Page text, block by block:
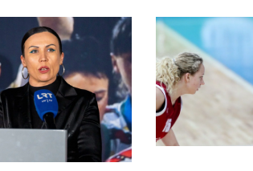
bf602850-
7909-
11ed-
9275-
cbd3a139dd23